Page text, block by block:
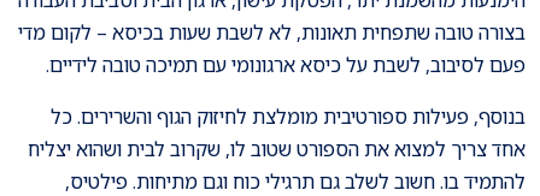
בצורה טובה שתפחית תאונות, לא לשבת שעות בכיסא – לקום מדי
פעם לסיבוב, לשבת על כיסא ארגונומי עם תמיכה טובה לידיים.
בנוסף, פעילות ספורטיבית מומלצת לחיזוק הגוף והשרירים. כל
אחד צריך למצוא את הספורט שטוב לו, שקרוב לבית ושהוא יצליח
להתמיד בו. חשוב לשלב גם תרגילי כוח וגם מתיחות. פילטיס,